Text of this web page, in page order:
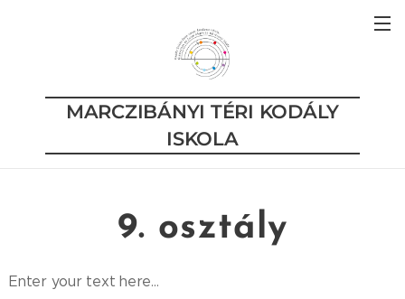
MARCZIBÁNYI TÉRI KODÁLY
ISKOLA
9. osztály
Enter your text here...